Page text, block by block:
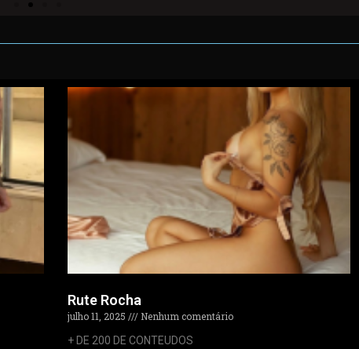
Rute Rocha
julho 11, 2025
Nenhum comentário
+ DE 200 DE CONTEUDOS